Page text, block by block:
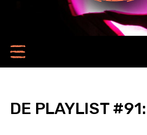
DE PLAYLIST